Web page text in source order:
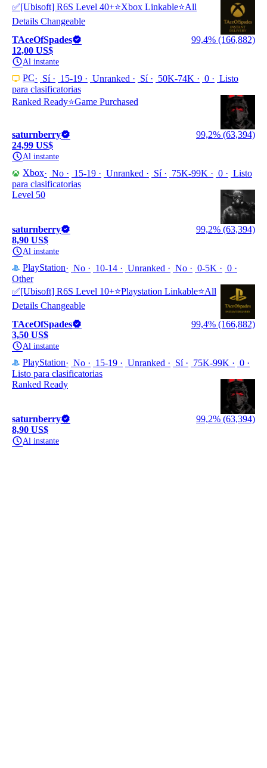
✅[Ubisoft] R6S Level 40+⭐Xbox Linkable⭐All
Details Changeable
TAceOfSpades
99,4% (166,882)
12,00 US$
Al instante
PC Sí 15-19 Unranked Sí 50K-74K 0
Listo
para clasificatorias
Ranked Ready⭐️Game Purchased
saturnberry
99,2% (63,394)
24,99 US$
Al instante
Xbox No 15-19 Unranked Sí 75K-99K 0
Listo
para clasificatorias
Level 50
saturnberry
99,2% (63,394)
8,90 US$
Al instante
PlayStation No 10-14 Unranked No 0-5K
0
Other
✅[Ubisoft] R6S Level 10+⭐Playstation Linkable⭐All
Details Changeable
TAceOfSpades
99,4% (166,882)
3,50 US$
Al instante
PlayStation No 15-19 Unranked Sí 75K-99K
0
Listo para clasificatorias
Ranked Ready
saturnberry
99,2% (63,394)
8,90 US$
Al instante